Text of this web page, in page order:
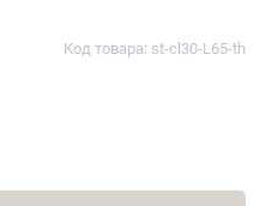
Код товара: st-cl30-L65-th